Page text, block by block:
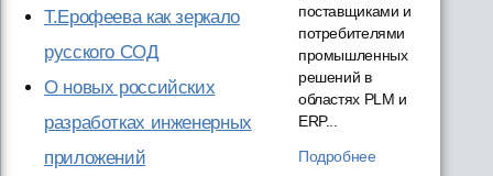
Т.Ерофеева как зеркало
русского СОД
О новых российских
разработках инженерных
приложений
поставщиками и
потребителями
промышленных
решений в
областях PLM и
ERP...
Подробнее